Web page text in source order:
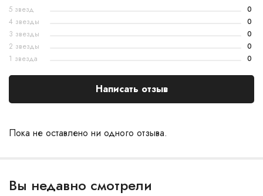
Пока не оставлено ни одного отзыва.
5 звезд
0
4 звезды
0
3 звезды
0
2 звезды
0
1 звезда
0
Написать отзыв
Вы недавно смотрели